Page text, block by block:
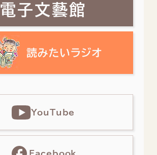
電子文藝館
YouTube
Facebook